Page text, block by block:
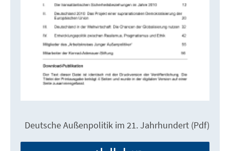
Deutsche Außenpolitik im 21. Jahrhundert (Pdf)